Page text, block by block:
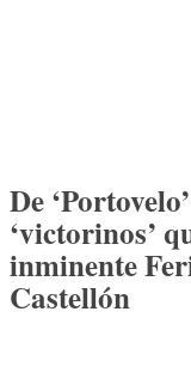
De
‘victorinos’
inminente
Castellón